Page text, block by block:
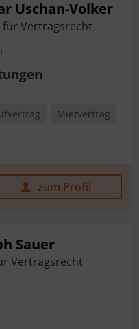
Uschan-Volker
für Vertragsrecht
Mietvertrag
zum Profil
Sauer
Vertragsrecht